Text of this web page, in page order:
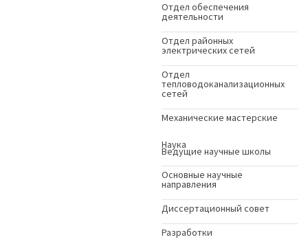
Отдел обеспечения
деятельности
Отдел районных
электрических сетей
Отдел
тепловодоканализационных
сетей
Механические мастерские
Наука
Ведущие научные школы
Основные научные
направления
Диссертационный совет
Разработки